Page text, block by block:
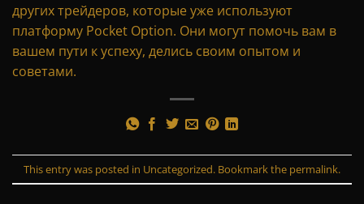
других трейдеров, которые уже используют
платформу Pocket Option. Они могут помочь вам в
вашем пути к успеху, делись своим опытом и
советами.
This entry was posted in Uncategorized. Bookmark the permalink.